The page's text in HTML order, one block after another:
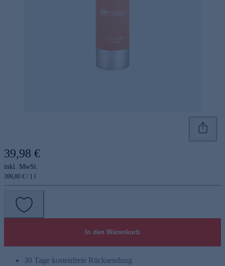
39,98 €
inkl. MwSt.
399,80 € / 1 l
In den Warenkorb
30 Tage kostenfreie Rücksendung